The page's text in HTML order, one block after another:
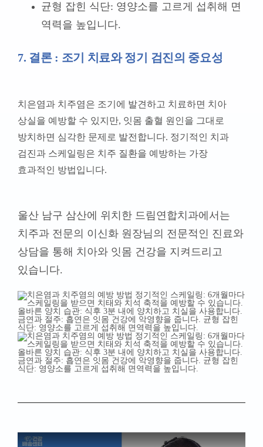
균형 잡힌 식단: 영양소를 고르게 섭취해 면
역력을 높입니다.
7. 결론 : 조기 치료와 정기 검진의 중요성
치은염과 치주염은 조기에 발견하고 치료하면 치아
상실을 예방할 수 있지만, 잇몸 출혈 원인을 그대로
방치하면 심각한 문제로 발전합니다. 정기적인 치과
검진과 스케일링은 치주 질환을 예방하는 가장
효과적인 방법입니다.
울산 남구 삼산에 위치한 드림연합치과에서는
치주과 전문의 이신화 원장님의 전문적인 진료와
상담을 통해 치아와 잇몸 건강을 지켜드리고
있습니다.